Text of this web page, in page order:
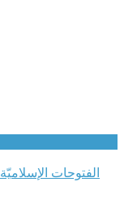
الفتوحات الإسلاميّة